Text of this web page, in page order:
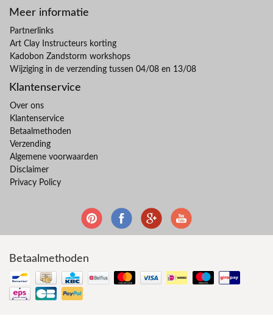
Meer informatie
Partnerlinks
Art Clay Instructeurs korting
Kadobon Zandstorm workshops
Wijziging in de verzending tussen 04/08 en 13/08
Klantenservice
Over ons
Klantenservice
Betaalmethoden
Verzending
Algemene voorwaarden
Disclaimer
Privacy Policy
Betaalmethoden